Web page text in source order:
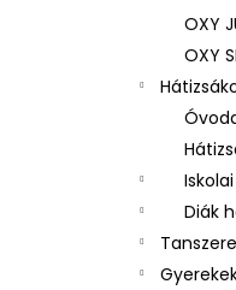
OXY
OXY
Diák
UZSONNÁS
2 250 Ft